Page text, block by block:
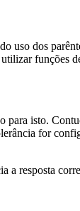
uso dos
funções
para isto.
for
a resposta